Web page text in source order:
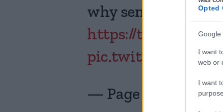
Opted
Google
I want
web or
I want
why sending kids to
https://t.co/
pic.twitter.com/
— Page Six